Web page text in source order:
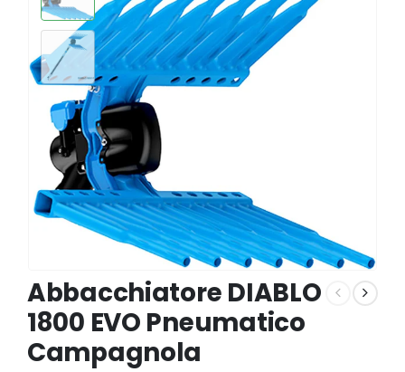
Abbacchiatore DIABLO
1800 EVO Pneumatico
Campagnola